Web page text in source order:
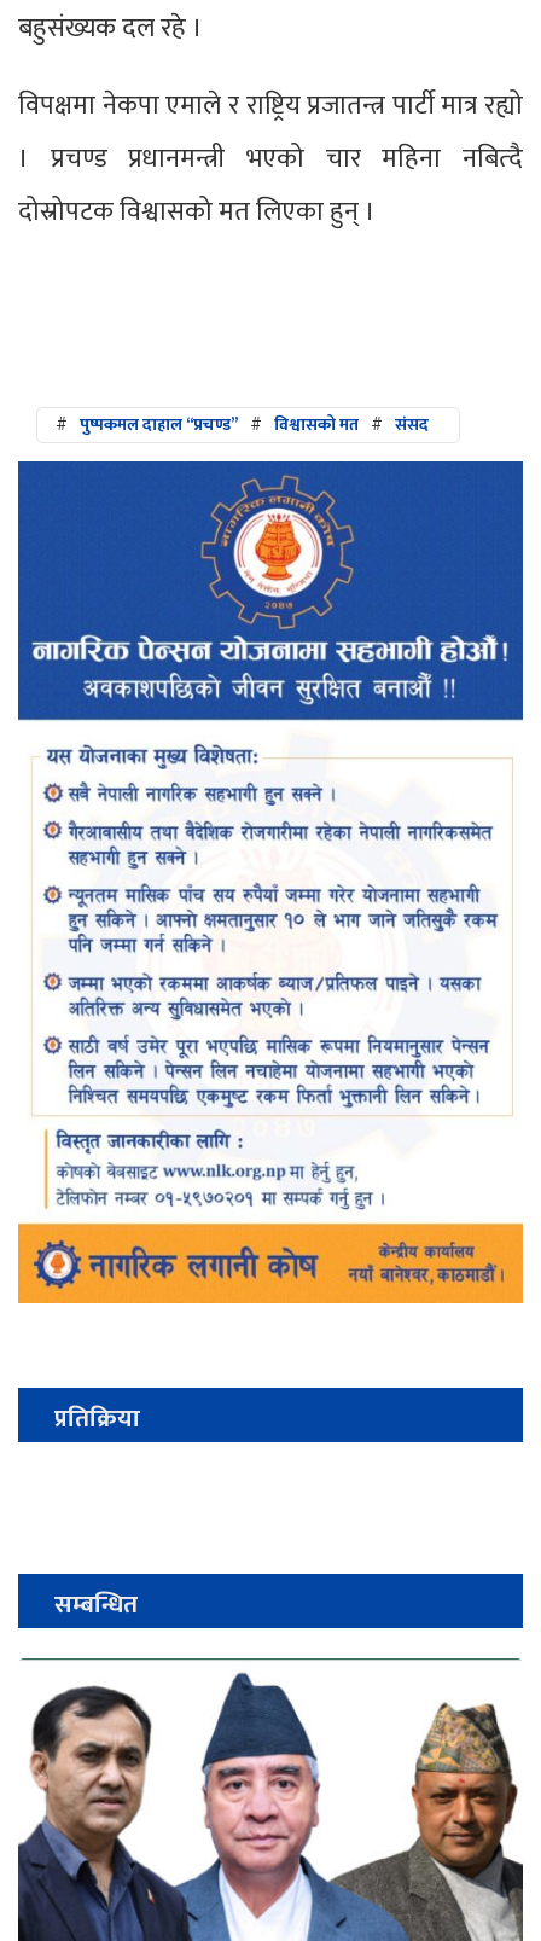
बहुसंख्यक दल रहे ।
विपक्षमा नेकपा एमाले र राष्ट्रिय प्रजातन्त्र पार्टी मात्र रह्यो
। प्रचण्ड प्रधानमन्त्री भएको चार महिना नबित्दै
दोस्रोपटक विश्वासको मत लिएका हुन् ।
# पुष्पकमल दाहाल “प्रचण्ड” # विश्वासको मत # संसद
प्रतिक्रिया
सम्बन्धित